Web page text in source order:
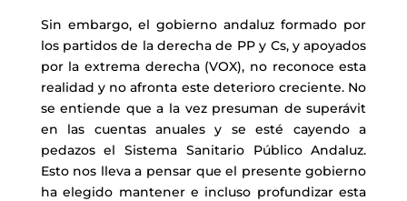
Sin embargo, el gobierno andaluz formado por
los partidos de la derecha de PP y Cs, y apoyados
por la extrema derecha (VOX), no reconoce esta
realidad y no afronta este deterioro creciente. No
se entiende que a la vez presuman de superávit
en las cuentas anuales y se esté cayendo a
pedazos el Sistema Sanitario Público Andaluz.
Esto nos lleva a pensar que el presente gobierno
ha elegido mantener e incluso profundizar esta